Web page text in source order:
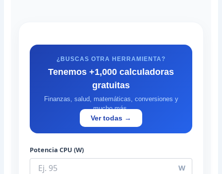
¿BUSCAS OTRA HERRAMIENTA?
Tenemos +1,000 calculadoras
gratuitas
Finanzas, salud, matemáticas, conversiones y
mucho más.
Ver todas →
Potencia CPU (W)
W